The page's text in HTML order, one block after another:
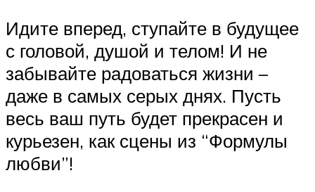
Идите вперед, ступайте в будущее
с головой, душой и телом! И не
забывайте радоваться жизни –
даже в самых серых днях. Пусть
весь ваш путь будет прекрасен и
курьезен, как сцены из “Формулы
любви”!